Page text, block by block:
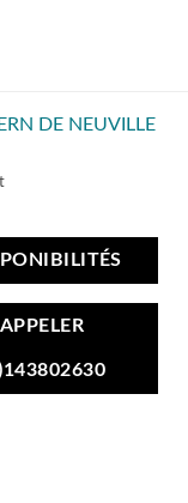
DE NEUVILLE
APPELER